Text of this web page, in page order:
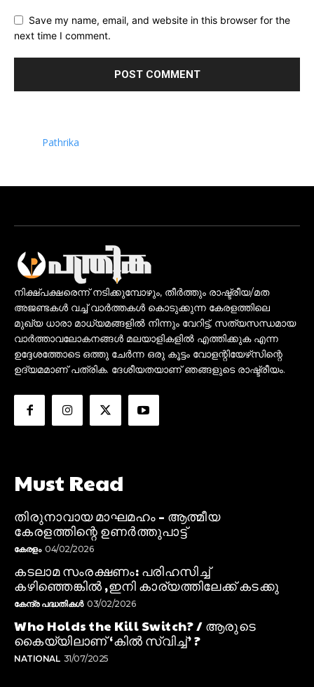
Save my name, email, and website in this browser for the
next time I comment.
Pathrika
നിക്ഷ്പക്ഷരെന്ന് നടിക്കുമ്പോഴും, തീർത്തും രാഷ്ട്രീയ/മത
അജണ്ടകൾ വച്ച് വാർത്തകൾ കൊടുക്കുന്ന കേരളത്തിലെ
മുഖ്യ ധാരാ മാധ്യമങ്ങളിൽ നിന്നും വേറിട്ട്, സത്യസന്ധമായ
വാർത്താവലോകനങ്ങൾ മലയാളികളിൽ എത്തിക്കുക എന്ന
ഉദ്ദേശത്തോടെ ഒത്തു ചേർന്ന ഒരു കൂട്ടം വോളന്റിയേഴ്‌സിന്റെ
ഉദ്യമമാണ് പത്രിക. ദേശീയതയാണ് ഞങ്ങളുടെ രാഷ്ട്രീയം.
Must Read
തിരുനാവായ മാഘമഹം – ആത്മീയ
കേരളത്തിന്റെ ഉണർത്തുപാട്ട്
കേരളം 04/02/2026
കടലാമ സംരക്ഷണം: പരിഹസിച്ച്
കഴിഞ്ഞെങ്കിൽ ,ഇനി കാര്യത്തിലേക്ക് കടക്കു
കേന്ദ്ര പദ്ധതികൾ 03/02/2026
Who Holds the Kill Switch? / ആരുടെ
കൈയ്യിലാണ് ‘കിൽ സ്വിച്ച്’ ?
NATIONAL 31/07/2025